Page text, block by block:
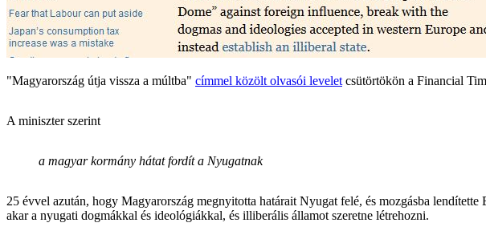
"Magyarország útja vissza a múltba" címmel közölt olvasói levelet csütörtökön a Financial
A miniszter szerint
a magyar kormány hátat fordít a Nyugatnak
25 évvel azután, hogy Magyarország megnyitotta határait Nyugat felé, és mozgásba
akar a nyugati dogmákkal és ideológiákkal, és illiberális államot szeretne létrehozni.